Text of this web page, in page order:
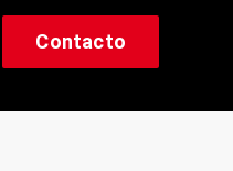
Contacto